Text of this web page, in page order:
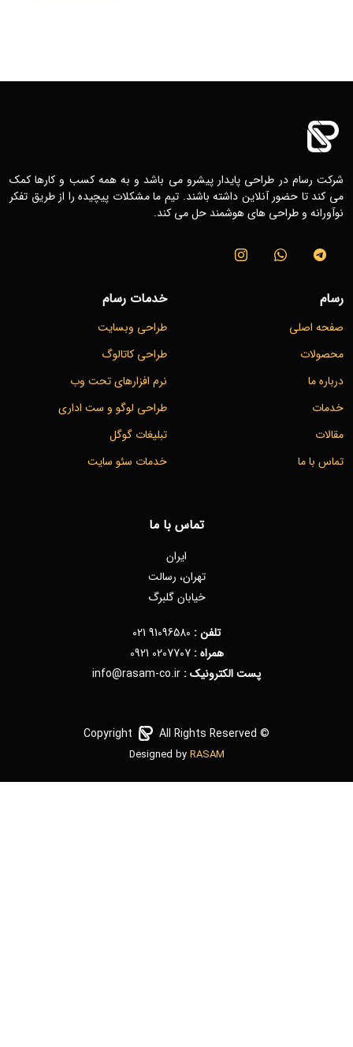
طراحی پایدار پیشرو می باشد و به همه کسب و کارها کمک
آنلاین داشته باشند. تیم ما مشکلات پیچیده را از طریق تفکر
های هوشمند حل می کند.
نرم افزارهای تحت وب
طراحی لوگو و ست اداری
خدمات سئو سایت
پست الکترونیک :info@rasam-co.ir
Copyright All Rights Reserved
Designed by